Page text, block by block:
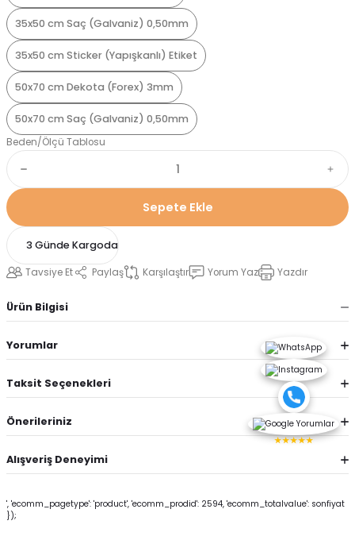
35x50 cm Saç (Galvaniz) 0,50mm
35x50 cm Sticker (Yapışkanlı) Etiket
50x70 cm Dekota (Forex) 3mm
50x70 cm Saç (Galvaniz) 0,50mm
Beden/Ölçü Tablosu
Sepete Ekle
3 Günde Kargoda
Tavsiye Et Paylaş Karşılaştır Yorum Yaz Yazdır
Ürün Bilgisi
Yorumlar
Taksit Seçenekleri
Önerileriniz
Alışveriş Deneyimi
', 'ecomm_pagetype': 'product', 'ecomm_prodid': 2594, 'ecomm_totalvalue': sonfiyat
});
★★★★★